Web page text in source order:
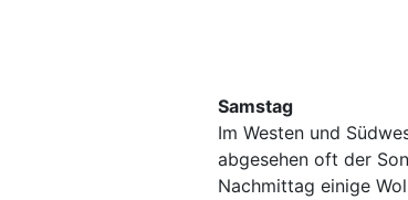
Samstag
Im Westen und
abgesehen oft der
Nachmittag einige